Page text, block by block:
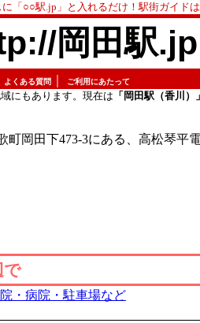
に「○○駅.jp」と入れるだけ！駅街ガイド
岡田駅.jp
よくある質問 ご利用にあたって
にもあります。現在は 「岡田駅（香川）」
町岡田下473-3にある、高松琴平
で
・病院・駐車場など